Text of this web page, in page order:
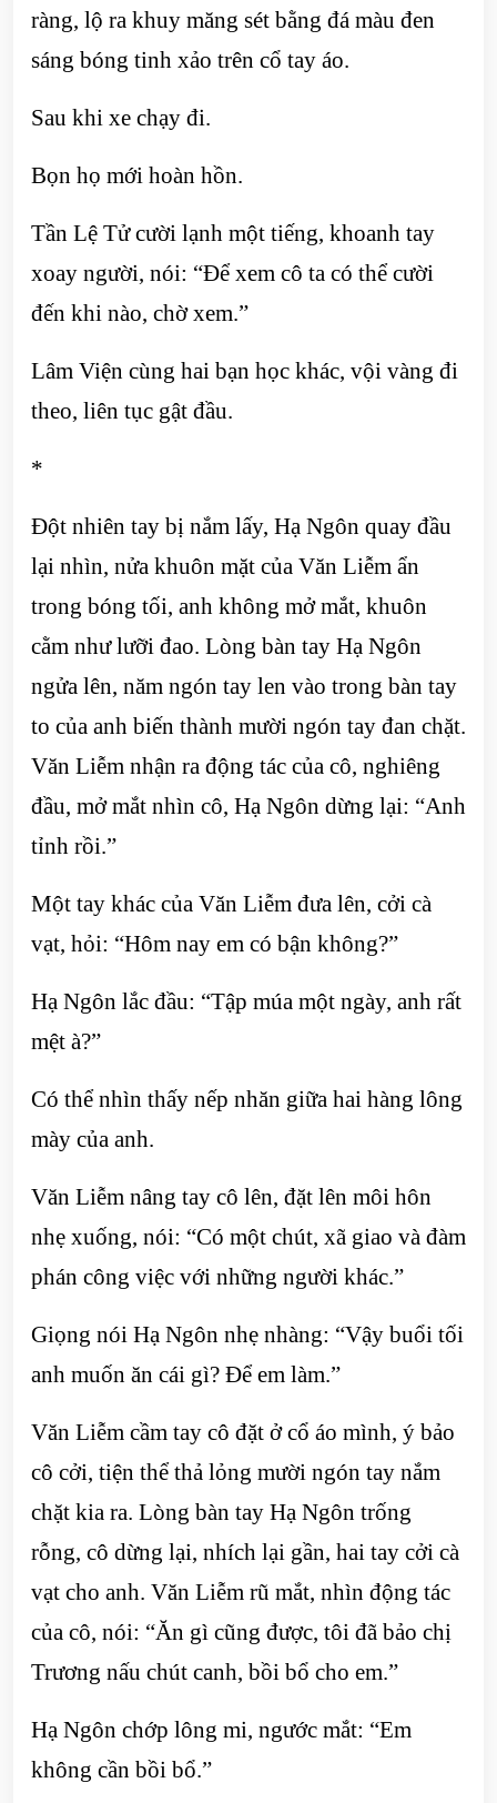
ràng, lộ ra khuy măng sét bằng đá màu đen
sáng bóng tinh xảo trên cổ tay áo.
Sau khi xe chạy đi.
Bọn họ mới hoàn hồn.
Tần Lệ Tử cười lạnh một tiếng, khoanh tay
xoay người, nói: “Để xem cô ta có thể cười
đến khi nào, chờ xem.”
Lâm Viện cùng hai bạn học khác, vội vàng đi
theo, liên tục gật đầu.
*
Đột nhiên tay bị nắm lấy, Hạ Ngôn quay đầu
lại nhìn, nửa khuôn mặt của Văn Liễm ẩn
trong bóng tối, anh không mở mắt, khuôn
cằm như lưỡi đao. Lòng bàn tay Hạ Ngôn
ngửa lên, năm ngón tay len vào trong bàn tay
to của anh biến thành mười ngón tay đan chặt.
Văn Liễm nhận ra động tác của cô, nghiêng
đầu, mở mắt nhìn cô, Hạ Ngôn dừng lại: “Anh
tỉnh rồi.”
Một tay khác của Văn Liễm đưa lên, cởi cà
vạt, hỏi: “Hôm nay em có bận không?”
Hạ Ngôn lắc đầu: “Tập múa một ngày, anh rất
mệt à?”
Có thể nhìn thấy nếp nhăn giữa hai hàng lông
mày của anh.
Văn Liễm nâng tay cô lên, đặt lên môi hôn
nhẹ xuống, nói: “Có một chút, xã giao và đàm
phán công việc với những người khác.”
Giọng nói Hạ Ngôn nhẹ nhàng: “Vậy buổi tối
anh muốn ăn cái gì? Để em làm.”
Văn Liễm cầm tay cô đặt ở cổ áo mình, ý bảo
cô cởi, tiện thể thả lỏng mười ngón tay nắm
chặt kia ra. Lòng bàn tay Hạ Ngôn trống
rỗng, cô dừng lại, nhích lại gần, hai tay cởi cà
vạt cho anh. Văn Liễm rũ mắt, nhìn động tác
của cô, nói: “Ăn gì cũng được, tôi đã bảo chị
Trương nấu chút canh, bồi bổ cho em.”
Hạ Ngôn chớp lông mi, ngước mắt: “Em
không cần bồi bổ.”